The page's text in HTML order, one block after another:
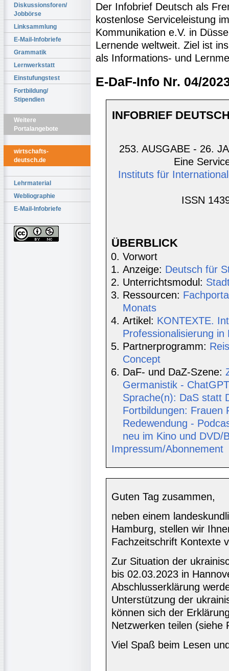
Diskussionsforen/
Jobbörse
Linksammlung
E-Mail-Infobriefe
Grammatik
Lernwerkstatt
Einstufungstest
Fortbildung/
Stipendien
Weitere
Portalangebote
wirtschafts-
deutsch.de
Lehrmaterial
Webliographie
E-Mail-Infobriefe
Der Infobrief Deutsch als
kostenlose Serviceleistung
Kommunikation e.V. in
Lernende weltweit. Ziel ist
als Informations- und
E-DaF-Info Nr. 04/
INFOBRIEF
253. AUSGABE - 26.
Eine
Instituts für
ISSN
ÜBERBLICK
Vorwort
Anzeige: Deutsch für
Unterrichtsmodul:
Ressourcen:
Monats
Artikel: KONTEXTE.
Professionalisierung
Partnerprogramm:
Concept
DaF- und DaZ-Szene:
Germanistik -
Sprache(n): DaS statt
Fortbildungen: Frauen
Redewendung -
neu im Kino und DVD/
Impressum/Abonnement
Guten Tag zusammen,
neben einem
Hamburg, stellen wir
Fachzeitschrift Kontexte
Zur Situation der
bis 02.03.2023 in
Abschlusserklärung
Unterstützung der
können sich der
Netzwerken teilen (siehe
Viel Spaß beim Lesen